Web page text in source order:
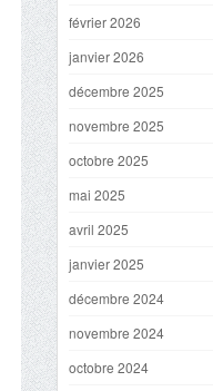
février 2026
janvier 2026
décembre 2025
novembre 2025
octobre 2025
mai 2025
avril 2025
janvier 2025
décembre 2024
novembre 2024
octobre 2024